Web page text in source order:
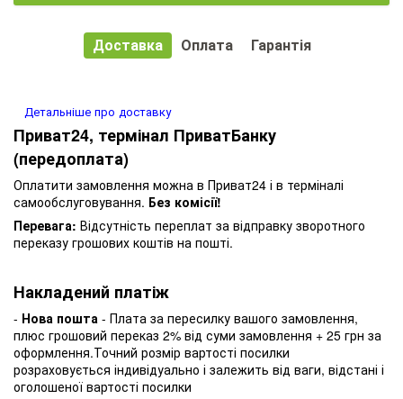
Доставка Оплата Гарантія
Детальніше про доставку
Приват24, термінал ПриватБанку
(передоплата)
Оплатити замовлення можна в Приват24 і в терміналі
самообслуговування. Без комісії!
Перевага: Відсутність переплат за відправку зворотного
переказу грошових коштів на пошті.
Накладений платіж
- Нова пошта - Плата за пересилку вашого замовлення,
плюс грошовий переказ 2% від суми замовлення + 25 грн за
оформлення.Точний розмір вартості посилки
розраховується індивідуально і залежить від ваги, відстані і
оголошеної вартості посилки